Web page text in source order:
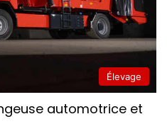
Élevage
automotrice et